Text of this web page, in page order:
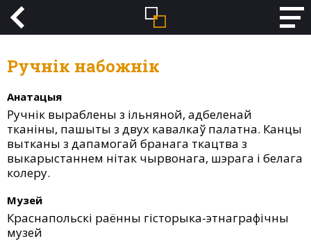
Ручнік набожнік
Анатацыя
Ручнік выраблены з ільняной, адбеленай
тканіны, пашыты з двух кавалкаў палатна. Канцы
вытканы з дапамогай бранага ткацтва з
выкарыстаннем нітак чырвонага, шэрага і белага
колеру.
Музей
Краснапольскі раённы гісторыка-этнаграфічны
музей